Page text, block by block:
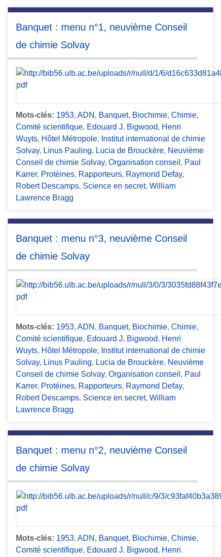
Banquet : menu n°1, neuvième Conseil
de chimie Solvay
Mots-clés: 1953, ADN , Banquet, Biochimie, Chimie,
Comité scientifique, Edouard J. Bigwood, Henri
Wuyts, Hôtel Métropole, Institut international de chimie
Solvay, Linus Pauling, Lucia de Brouckère, Neuvième
Conseil de chimie Solvay, Organisation conseil , Paul
Karrer, Protéines, Rapporteurs, Raymond Defay,
Robert Descamps, Science en secret, William
Lawrence Bragg
Banquet : menu n°3, neuvième Conseil
de chimie Solvay
Mots-clés: 1953, ADN , Banquet, Biochimie, Chimie,
Comité scientifique, Edouard J. Bigwood, Henri
Wuyts, Hôtel Métropole, Institut international de chimie
Solvay, Linus Pauling, Lucia de Brouckère, Neuvième
Conseil de chimie Solvay, Organisation conseil , Paul
Karrer, Protéines, Rapporteurs, Raymond Defay,
Robert Descamps, Science en secret, William
Lawrence Bragg
Banquet : menu n°2, neuvième Conseil
de chimie Solvay
Mots-clés: 1953, ADN , Banquet, Biochimie, Chimie,
Comité scientifique, Edouard J. Bigwood, Henri